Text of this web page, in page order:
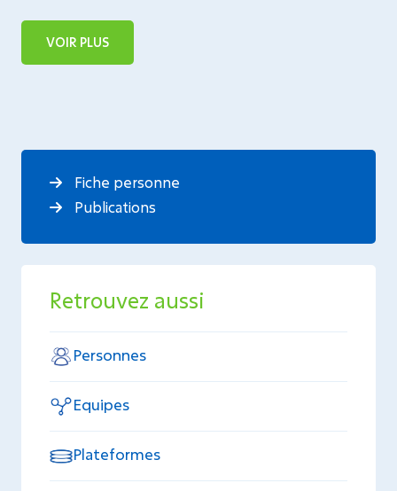
VOIR PLUS
Fiche personne
Publications
Retrouvez aussi
Personnes
Equipes
Plateformes